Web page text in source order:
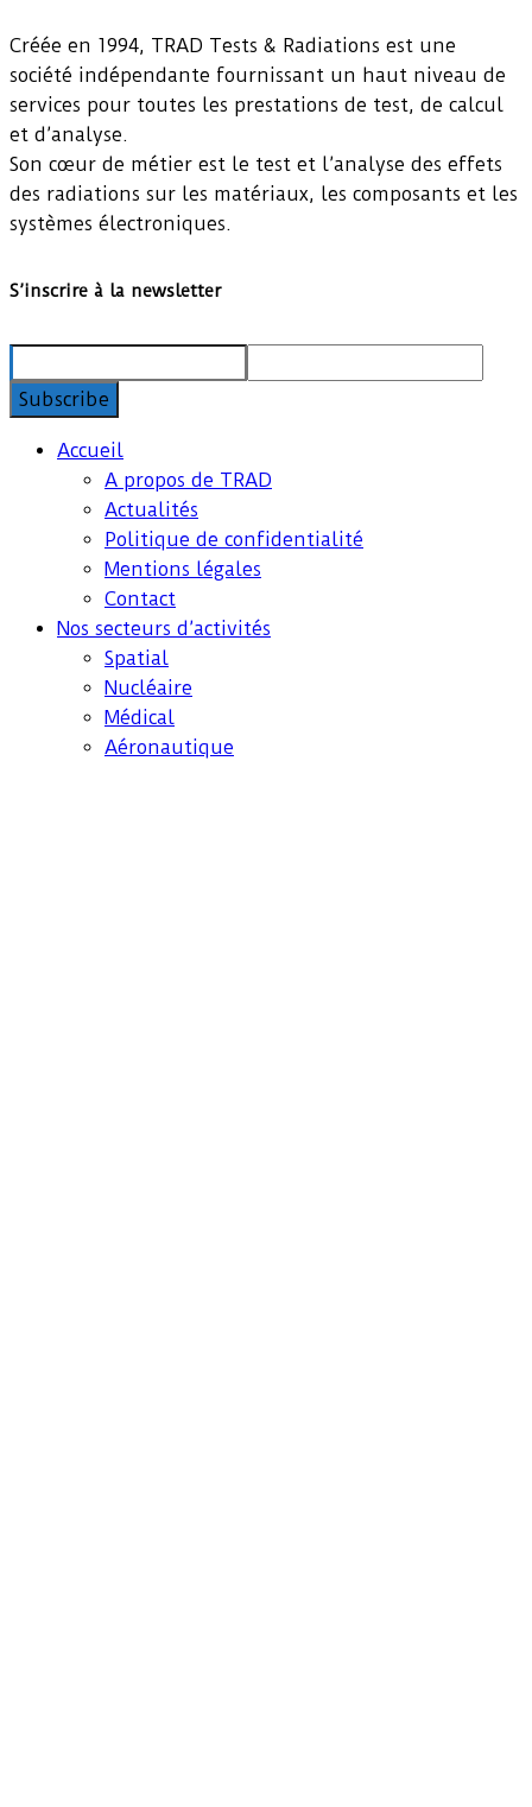
Créée en 1994, TRAD Tests & Radiations est une
société indépendante fournissant un haut niveau de
services pour toutes les prestations de test, de calcul
et d’analyse.
Son cœur de métier est le test et l’analyse des effets
des radiations sur les matériaux, les composants et les
systèmes électroniques.
S’inscrire à la newsletter
Accueil
A propos de TRAD
Actualités
Politique de confidentialité
Mentions légales
Contact
Nos secteurs d’activités
Spatial
Nucléaire
Médical
Aéronautique